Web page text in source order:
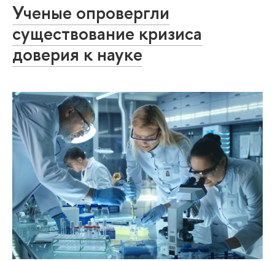
Ученые опровергли
существование кризиса
доверия к науке